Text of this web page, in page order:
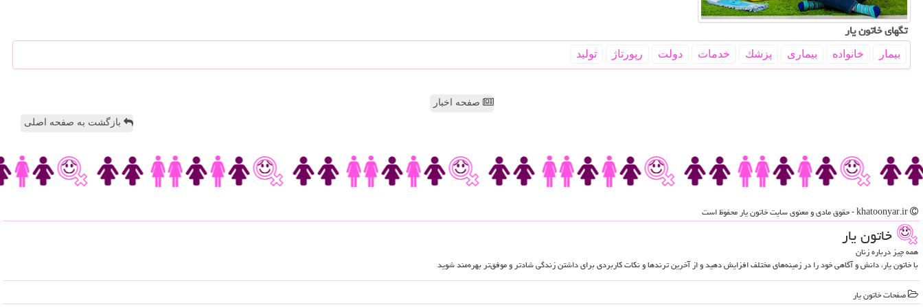
تگهای خاتون یار
بیمار خانواده بیماری پزشك خدمات دولت رپورتاژ تولید
صفحه اخبار
بازگشت به صفحه اصلی
خاتون یار
همه چیز درباره زنان
با خاتون یار، دانش و آگاهی خود را در زمینه‌های مختلف افزایش دهید و از آخرین ترندها و نکات کاربردی برای داشتن زندگی شادتر و موفق‌تر بهره‌مند شوید
صفحات خاتون یار